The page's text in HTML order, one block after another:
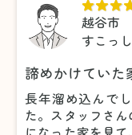
越谷市
すこっ
諦めかけていた
長年溜め込んで
た。スタッフさ